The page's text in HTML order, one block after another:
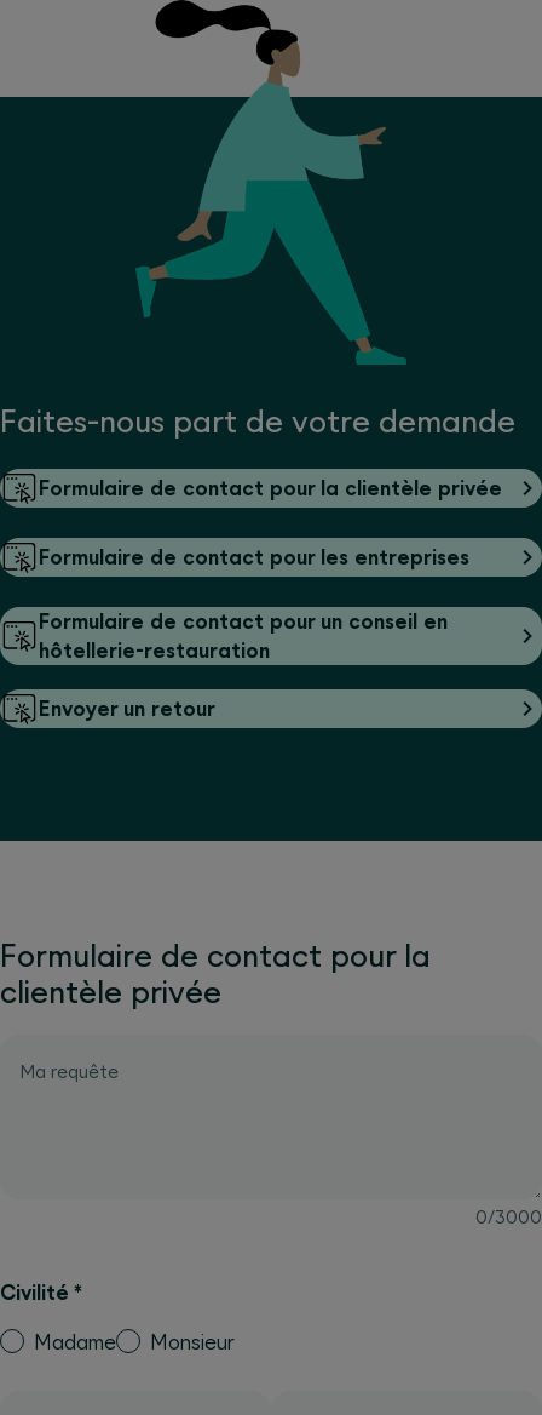
Faites-nous part de votre demande
Formulaire de contact pour la clientèle privée
Formulaire de contact pour les entreprises
Formulaire de contact pour un conseil en
hôtellerie-restauration
Envoyer un retour
Formulaire de contact pour la
clientèle privée
Ma requête
0/3000
Civilité *
Madame Monsieur